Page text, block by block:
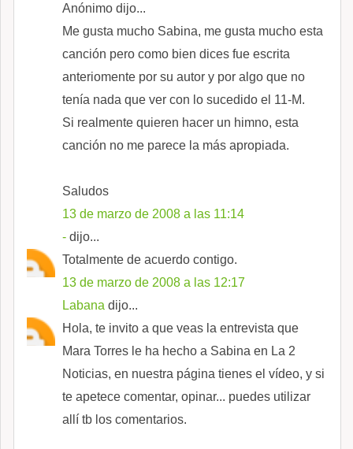
Anónimo dijo...
Me gusta mucho Sabina, me gusta mucho esta
canción pero como bien dices fue escrita
anteriomente por su autor y por algo que no
tenía nada que ver con lo sucedido el 11-M.
Si realmente quieren hacer un himno, esta
canción no me parece la más apropiada.
Saludos
13 de marzo de 2008 a las 11:14
- dijo...
Totalmente de acuerdo contigo.
13 de marzo de 2008 a las 12:17
Labana dijo...
Hola, te invito a que veas la entrevista que
Mara Torres le ha hecho a Sabina en La 2
Noticias, en nuestra página tienes el vídeo, y si
te apetece comentar, opinar... puedes utilizar
allí tb los comentarios.